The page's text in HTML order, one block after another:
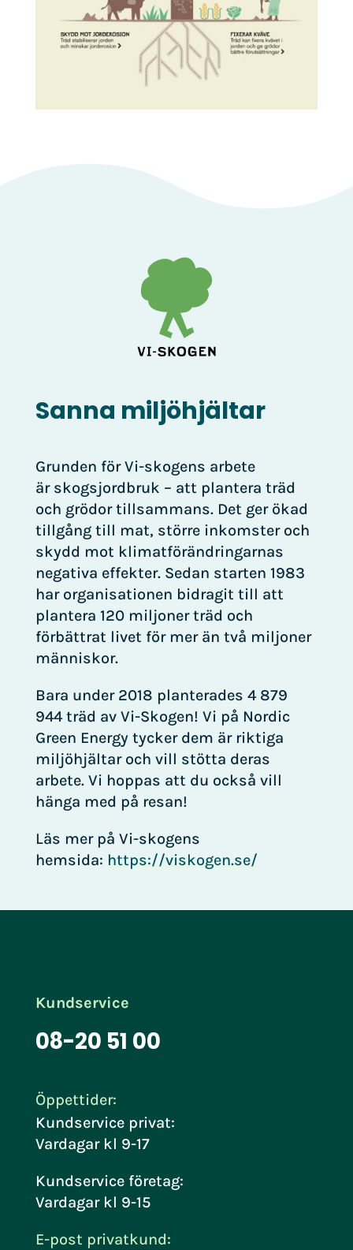
Sanna miljöhjältar
Grunden för Vi-skogens arbete
är skogsjordbruk – att plantera träd
och grödor tillsammans. Det ger ökad
tillgång till mat, större inkomster och
skydd mot klimatförändringarnas
negativa effekter. Sedan starten 1983
har organisationen bidragit till att
plantera 120 miljoner träd och
förbättrat livet för mer än två miljoner
människor.
Bara under 2018 planterades 4 879
944 träd av Vi-Skogen! Vi på Nordic
Green Energy tycker dem är riktiga
miljöhjältar och vill stötta deras
arbete. Vi hoppas att du också vill
hänga med på resan!
Läs mer på Vi-skogens
hemsida: https://viskogen.se/
Kundservice
08-20 51 00
Öppettider:
Kundservice privat:
Vardagar kl 9-17
Kundservice företag:
Vardagar kl 9-15
E-post privatkund: